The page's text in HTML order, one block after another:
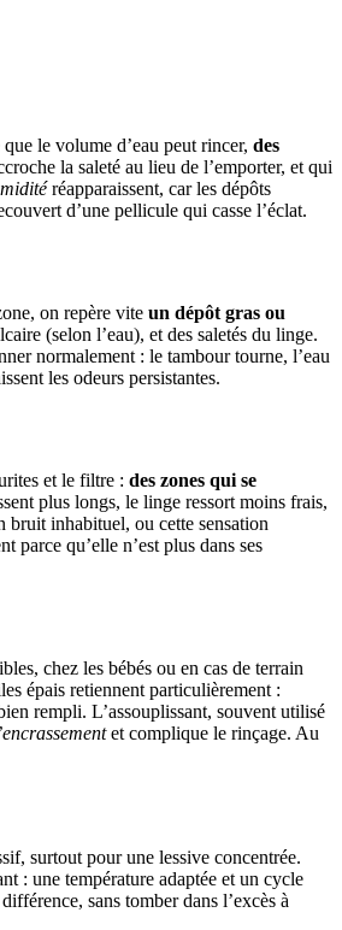
le volume d’eau peut rincer, des
la saleté au lieu de l’emporter, et qui
réapparaissent, car les dépôts
d’une pellicule qui casse l’éclat.
on repère vite un dépôt gras ou
(selon l’eau), et des saletés du linge.
normalement : le tambour tourne, l’eau
les odeurs persistantes.
et le filtre : des zones qui se
plus longs, le linge ressort moins frais,
bruit inhabituel, ou cette sensation
parce qu’elle n’est plus dans ses
chez les bébés ou en cas de terrain
épais retiennent particulièrement :
rempli. L’assouplissant, souvent utilisé
et complique le rinçage. Au
surtout pour une lessive concentrée.
: une température adaptée et un cycle
sans tomber dans l’excès à